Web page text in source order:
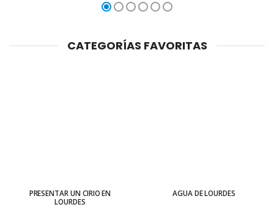
CATEGORÍAS FAVORITAS
PRESENTAR UN CIRIO EN
LOURDES
AGUA DE LOURDES